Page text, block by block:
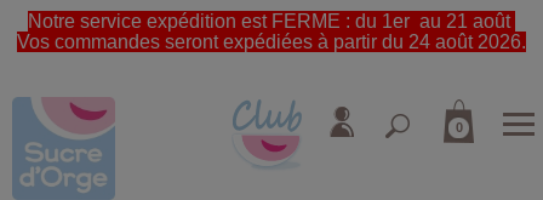
Notre service expédition est FERME : du 1er au 21 août
Vos commandes seront expédiées à partir du 24 août 2026.
0